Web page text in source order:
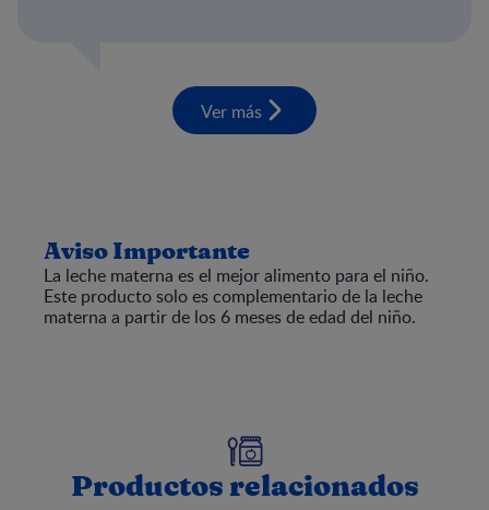
Ver más
Aviso Importante
La leche materna es el mejor alimento para el niño.
Este producto solo es complementario de la leche
materna a partir de los 6 meses de edad del niño.
Productos relacionados